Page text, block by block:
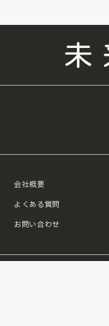
会社概要
よくある質問
お問い合わせ